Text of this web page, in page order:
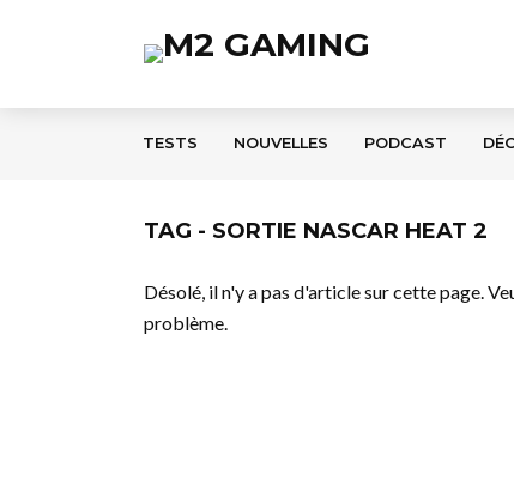
TESTS NOUVELLES PODCAST
TAG - SORTIE NASCAR HEAT 2
Désolé, il n'y a pas d'article sur cette page.
problème.